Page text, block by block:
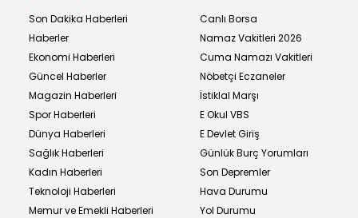
Son Dakika Haberleri
Haberler
Ekonomi Haberleri
Güncel Haberler
Magazin Haberleri
Spor Haberleri
Dünya Haberleri
Sağlık Haberleri
Kadın Haberleri
Teknoloji Haberleri
Memur ve Emekli Haberleri
Canlı Borsa
Namaz Vakitleri 2026
Cuma Namazı Vakitleri
Nöbetçi Eczaneler
İstiklal Marşı
E Okul VBS
E Devlet Giriş
Günlük Burç Yorumları
Son Depremler
Hava Durumu
Yol Durumu